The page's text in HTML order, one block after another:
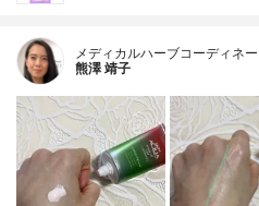
メディカルハーブコーディネ
熊澤 靖子